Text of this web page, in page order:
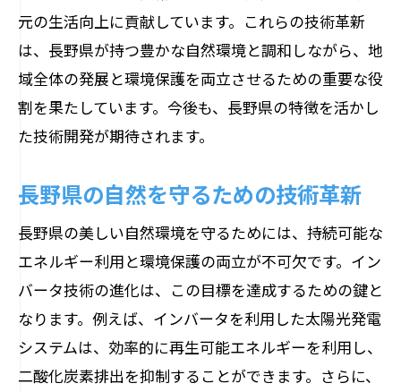
元の生活向上に貢献しています。これらの技術革新
は、長野県が持つ豊かな自然環境と調和しながら、地
域全体の発展と環境保護を両立させるための重要な役
割を果たしています。今後も、長野県の特徴を活かし
た技術開発が期待されます。
長野県の自然を守るための技術革新
長野県の美しい自然環境を守るためには、持続可能な
エネルギー利用と環境保護の両立が不可欠です。イン
バータ技術の進化は、この目標を達成するための鍵と
なります。例えば、インバータを利用した太陽光発電
システムは、効率的に再生可能エネルギーを利用し、
二酸化炭素排出を抑制することができます。さらに、